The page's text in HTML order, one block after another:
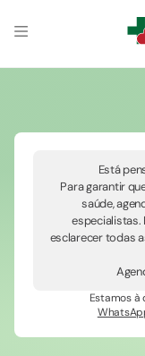
Está
Para garantir
saúde,
especialistas.
esclarecer todas
Estamos